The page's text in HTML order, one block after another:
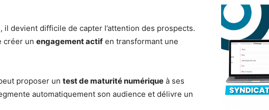
devient difficile de capter l’attention des prospects.
créer un engagement actif en transformant une
proposer untest de maturité numérique à ses
automatiquement son audience et délivre un